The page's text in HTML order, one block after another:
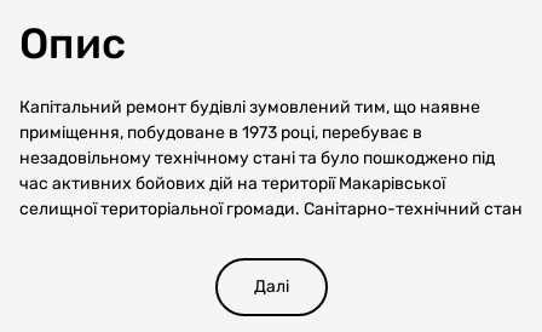
Опис
Капітальний ремонт будівлі зумовлений тим, що наявне
приміщення, побудоване в 1973 році, перебуває в
незадовільному технічному стані та було пошкоджено під
час активних бойових дій на території Макарівської
селищної територіальної громади. Санітарно-технічний стан
призводить до неналежної підготовки учнів до освітнього
процесу, занять фізичною культурою і спортом
Далі